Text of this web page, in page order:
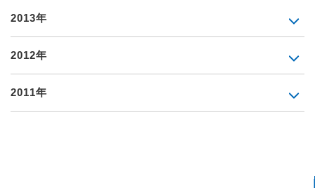
2013年
2012年
2011年